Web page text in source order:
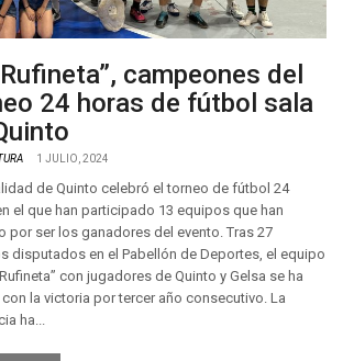
campeones del
24 horas de fútbol sala
1 JULIO, 2024
de Quinto celebró el torneo de fútbol 24
el que han participado 13 equipos que han
por ser los ganadores del evento. Tras 27
disputados en el Pabellón de Deportes, el equipo
con jugadores de Quinto y Gelsa se ha
la victoria por tercer año consecutivo. La
ha...